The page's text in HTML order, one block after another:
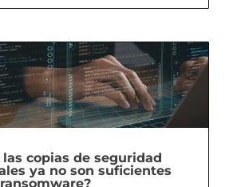
las copias de seguridad
ya no son suficientes